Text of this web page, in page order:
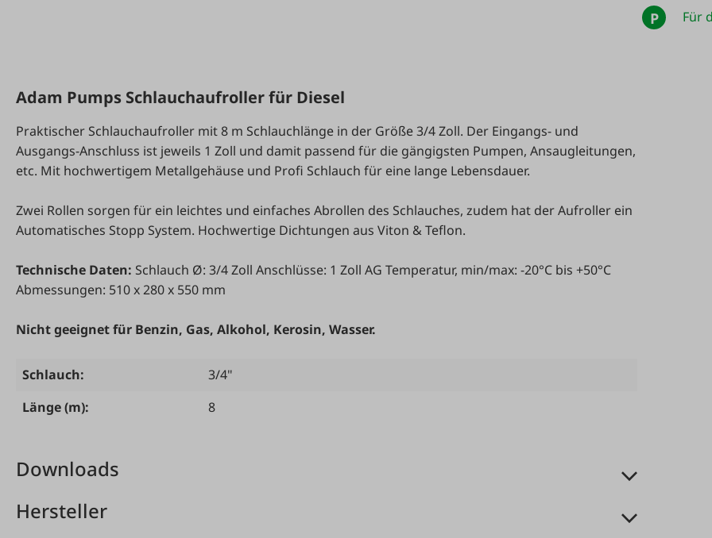
P Für
Adam Pumps Schlauchaufroller für Diesel
Praktischer Schlauchaufroller mit 8 m Schlauchlänge in der Größe 3/4 Zoll. Der Eingangs- und
Ausgangs-Anschluss ist jeweils 1 Zoll und damit passend für die gängigsten Pumpen, Ansaugleitungen,
etc. Mit hochwertigem Metallgehäuse und Profi Schlauch für eine lange Lebensdauer.
Zwei Rollen sorgen für ein leichtes und einfaches Abrollen des Schlauches, zudem hat der Aufroller ein
Automatisches Stopp System. Hochwertige Dichtungen aus Viton & Teflon.
Technische Daten: Schlauch Ø: 3/4 Zoll Anschlüsse: 1 Zoll AG Temperatur, min/max: -20°C bis +50°C
Abmessungen: 510 x 280 x 550 mm
Nicht geeignet für Benzin, Gas, Alkohol, Kerosin, Wasser.
Schlauch:
3/4"
Länge (m):
8
Downloads
Hersteller